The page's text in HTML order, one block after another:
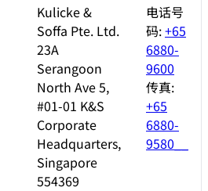
Kulicke &
Soffa Pte. Ltd.
23A
Serangoon
North Ave 5,
#01-01 K&S
Corporate
Headquarters,
Singapore
554369
电话号
码:+65
6880-
9600
传真:
+65
6880-
9580__